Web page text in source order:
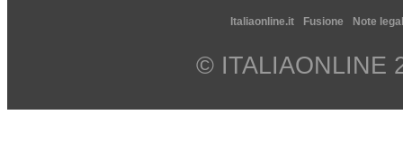
Italiaonline.it Fusione Note
© ITALIAONLINE